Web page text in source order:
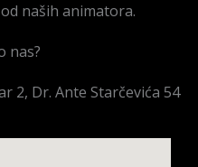
naših animatora.
nas?
2, Dr. Ante Starčevića 54